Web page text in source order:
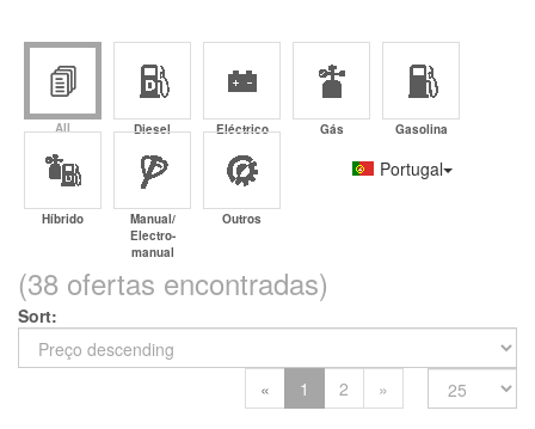
All Diesel Eléctrico Gás Gasolina
Híbrido
Manual/
Electro-
manual
Outros
Portugal
(38 ofertas encontradas)
Sort
« Previous
1 2 »